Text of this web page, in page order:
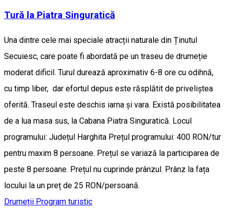
Tură la Piatra Singuratică
Una dintre cele mai speciale atracții naturale din Ținutul
Secuiesc, care poate fi abordată pe un traseu de drumeție
moderat dificil. Turul durează aproximativ 6-8 ore cu odihnă,
cu timp liber, dar efortul depus este răsplătit de priveliștea
oferită. Traseul este deschis iarna și vara. Există posibilitatea
de a lua masa sus, la Cabana Piatra Singuratică. Locul
programului: Județul Harghita Prețul programului: 400 RON/tur
pentru maxim 8 persoane. Prețul se variază la participarea de
peste 8 persoane. Prețul nu cuprinde prânzul. Prânz la fața
locului la un preț de 25 RON/persoană.
Drumeții Program turistic